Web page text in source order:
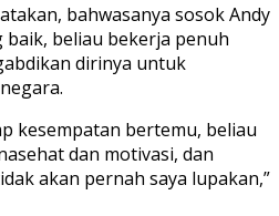
bahwasanya sosok Andy
beliau bekerja penuh
dirinya untuk
kesempatan bertemu, beliau
dan motivasi, dan
akan pernah saya lupakan,”